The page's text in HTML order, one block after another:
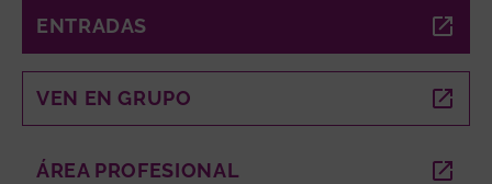
ENTRADAS
VEN EN GRUPO
ÁREA PROFESIONAL ABRE EN NUEVA VENTANA